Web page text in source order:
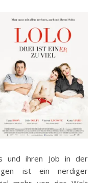
und ihren Job in der
ist ein nerdiger